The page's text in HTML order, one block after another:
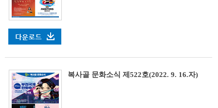
복사골 문화소식 제522호(2022. 9. 16.자)